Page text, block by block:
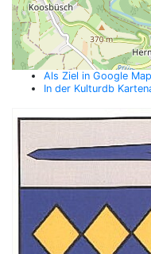
Als Ziel in Google Map
In der Kulturdb